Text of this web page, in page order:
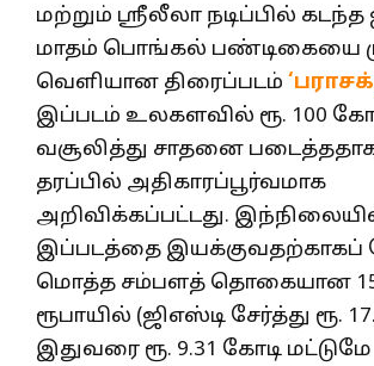
மற்றும் ஸ்ரீலீலா நடிப்பில்
மாதம் பொங்கல் பண்டிகையை
வெளியான திரைப்படம்
இப்படம் உலகளவில் ரூ. 100
வசூலித்து சாதனை
தரப்பில் அதிகாரப்பூர்வமாக
அறிவிக்கப்பட்டது.
இப்படத்தை இயக்குவதற்காகப்
மொத்த சம்பளத் தொகையான 15
ரூபாயில் (ஜிஎஸ்டி சேர்த்து ரூ.
இதுவரை ரூ. 9.31 கோடி மட்டுமே